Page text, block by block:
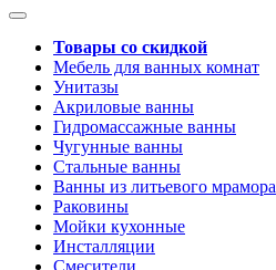
Товары со скидкой
Мебель для ванных комнат
Унитазы
Акриловые ванны
Гидромассажные ванны
Чугунные ванны
Стальные ванны
Ванны из литьевого мрамора
Раковины
Мойки кухонные
Инсталляции
Смесители